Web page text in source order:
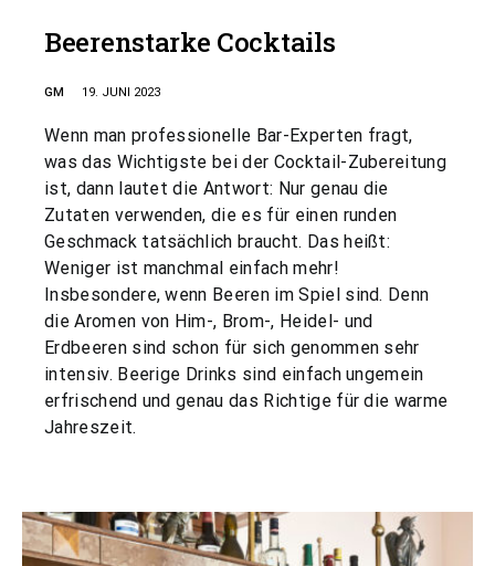
Beerenstarke Cocktails
GM 19. JUNI 2023
Wenn man professionelle Bar-Experten fragt,
was das Wichtigste bei der Cocktail-Zubereitung
ist, dann lautet die Antwort: Nur genau die
Zutaten verwenden, die es für einen runden
Geschmack tatsächlich braucht. Das heißt:
Weniger ist manchmal einfach mehr!
Insbesondere, wenn Beeren im Spiel sind. Denn
die Aromen von Him-, Brom-, Heidel- und
Erdbeeren sind schon für sich genommen sehr
intensiv. Beerige Drinks sind einfach ungemein
erfrischend und genau das Richtige für die warme
Jahreszeit.